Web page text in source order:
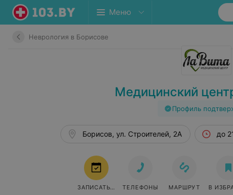
Меню
Неврология в Борисове
Медицинский
Профиль
Борисов, ул. Строителей, 2А до
ЗАПИСАТЬСЯ ТЕЛЕФОНЫ МАРШРУТ В